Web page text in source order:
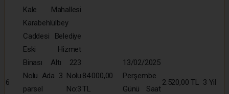
6
Kale Mahallesi
Karabehlülbey
Caddesi Belediye
Eski Hizmet
Binası Altı 223
Nolu Ada 3 Nolu
parsel No:3
84.000,00
TL
13/02/2025
Perşembe
Günü Saat
2.520,00 TL 3 Yıl